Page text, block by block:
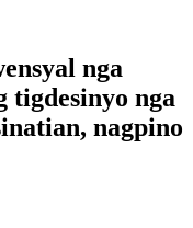
nga
tigdesinyo nga
nagpino